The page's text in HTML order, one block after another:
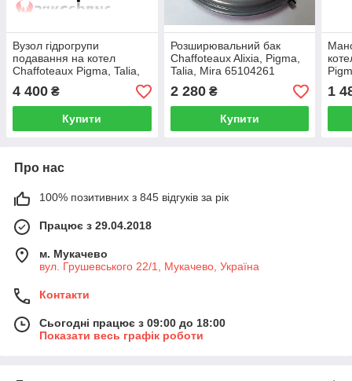
Вузол гідрогрупи
подавання на котел
Chaffoteaux Pigma, Talia,
Alixia 60000844
4 400 ₴
Купити
Розширювальний бак
Chaffoteaux Alixia, Pigma,
Talia, Mira 65104261
2 280₴
Купити
1
Про нас
100% позитивних з 845 відгуків за рік
Працює з 29.04.2018
м. Мукачево
вул. Грушевського 22/1, Мукачево, Україна
Контакти
Сьогодні працює з 09:00 до 18:00
Показати весь графік роботи